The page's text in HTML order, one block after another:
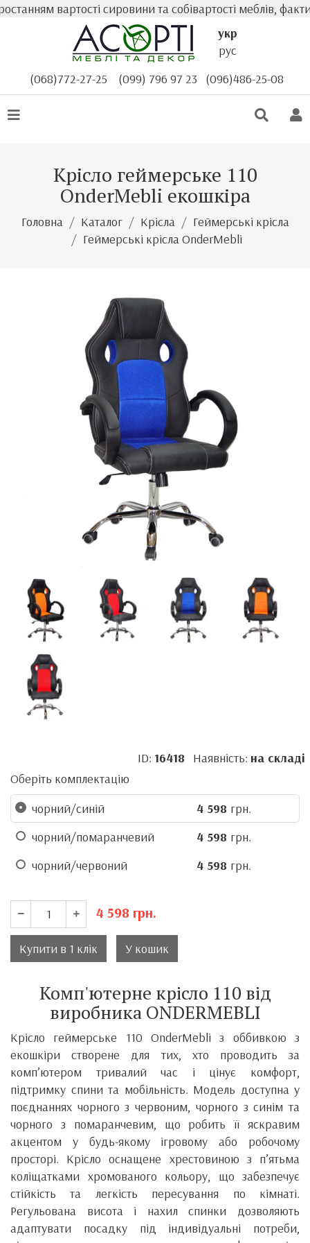
вартості сировини та собівартості меблів,
укр
рус
(068)772-27-25
(099) 796 97 23 (096)486-25-08
Крісло геймерське 110
OnderMebli екошкіра
Головна Каталог Крісла
Геймерські крісла
Геймерські крісла OnderMebli
ID: 16418 Наявність: на складі
Оберіть комплектацію
чорний/синій
4 598 грн.
чорний/помаранчевий
4 598 грн.
чорний/червоний
4 598 грн.
4 598 грн.
Купити в 1 клік У кошик
Комп'ютерне крісло 110 від
виробника ONDERMEBLI
Крісло геймерське 110 OnderMebli з оббивкою з
екошкіри створене для тих, хто проводить за
комп’ютером тривалий час і цінує комфорт,
підтримку спини та мобільність. Модель доступна у
поєднаннях чорного з червоним, чорного з синім та
чорного з помаранчевим, що робить її яскравим
акцентом у будь-якому ігровому або робочому
просторі. Крісло оснащене хрестовиною з п’ятьма
коліщатками хромованого кольору, що забезпечує
стійкість та легкість пересування по кімнаті.
Регульована висота і нахил спинки дозволяють
адаптувати посадку під індивідуальні потреби,